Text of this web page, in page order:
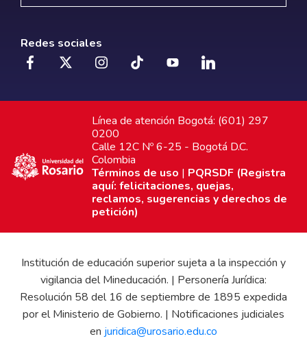
Redes sociales
Línea de atención Bogotá: (601) 297
0200
Calle 12C Nº 6-25 - Bogotá D.C.
Colombia
Términos de uso | PQRSDF (Registra
aquí: felicitaciones, quejas,
reclamos, sugerencias y derechos de
petición)
Institución de educación superior sujeta a la inspección y
vigilancia del Mineducación. | Personería Jurídica:
Resolución 58 del 16 de septiembre de 1895 expedida
por el Ministerio de Gobierno. | Notificaciones judiciales
en juridica@urosario.edu.co